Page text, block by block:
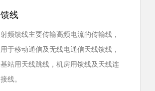
馈线
射频馈线主要传输高频电流的传输线，
用于移动通信及无线电通信天线馈线，
基站用天线跳线，机房用馈线及天线连
接线。